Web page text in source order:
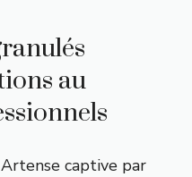
au
captive par